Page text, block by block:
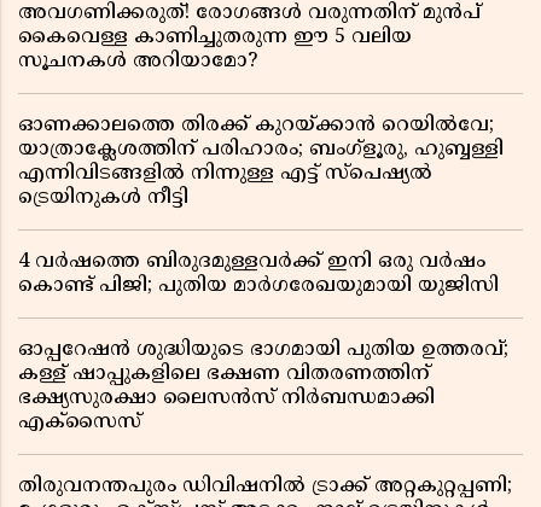
അവഗണിക്കരുത്! രോഗങ്ങൾ വരുന്നതിന് മുൻപ്
കൈവെള്ള കാണിച്ചുതരുന്ന ഈ 5 വലിയ
സൂചനകൾ അറിയാമോ?
ഓണക്കാലത്തെ തിരക്ക് കുറയ്ക്കാൻ റെയിൽവേ;
യാത്രാക്ലേശത്തിന് പരിഹാരം; ബംഗ്ളൂരു, ഹുബ്ബള്ളി
എന്നിവിടങ്ങളിൽ നിന്നുള്ള എട്ട് സ്പെഷ്യൽ
ട്രെയിനുകൾ നീട്ടി
4 വർഷത്തെ ബിരുദമുള്ളവർക്ക് ഇനി ഒരു വർഷം
കൊണ്ട് പിജി; പുതിയ മാർഗരേഖയുമായി യുജിസി
ഓപ്പറേഷൻ ശുദ്ധിയുടെ ഭാഗമായി പുതിയ ഉത്തരവ്;
കള്ള് ഷാപ്പുകളിലെ ഭക്ഷണ വിതരണത്തിന്
ഭക്ഷ്യസുരക്ഷാ ലൈസൻസ് നിർബന്ധമാക്കി
എക്സൈസ്
തിരുവനന്തപുരം ഡിവിഷനിൽ ട്രാക്ക് അറ്റകുറ്റപ്പണി;